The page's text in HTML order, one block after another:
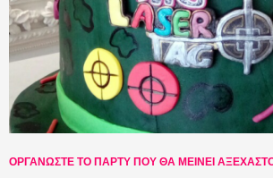
ΟΡΓΑΝΩΣΤΕ ΤΟ ΠΑΡΤΥ ΠΟΥ ΘΑ ΜΕΙΝΕΙ